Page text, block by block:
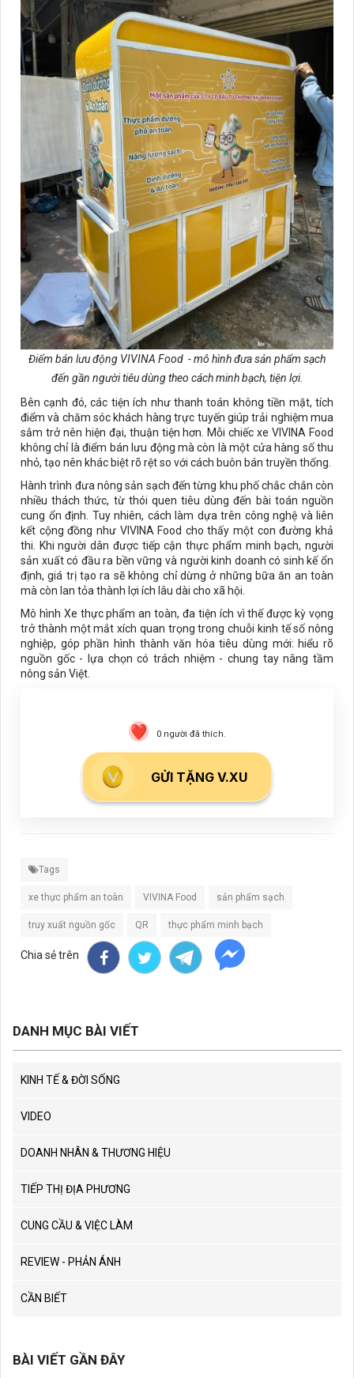
Điểm bán lưu động VIVINA Food - mô hình đưa sản phẩm sạch
đến gần người tiêu dùng theo cách minh bạch, tiện lợi.
Bên cạnh đó, các tiện ích như thanh toán không tiền mặt, tích
điểm và chăm sóc khách hàng trực tuyến giúp trải nghiệm mua
sắm trở nên hiện đại, thuận tiện hơn. Mỗi chiếc xe VIVINA Food
không chỉ là điểm bán lưu động mà còn là một cửa hàng số thu
nhỏ, tạo nên khác biệt rõ rệt so với cách buôn bán truyền thống.
Hành trình đưa nông sản sạch đến từng khu phố chắc chắn còn
nhiều thách thức, từ thói quen tiêu dùng đến bài toán nguồn
cung ổn định. Tuy nhiên, cách làm dựa trên công nghệ và liên
kết cộng đồng như VIVINA Food cho thấy một con đường khả
thi. Khi người dân được tiếp cận thực phẩm minh bạch, người
sản xuất có đầu ra bền vững và người kinh doanh có sinh kế ổn
định, giá trị tạo ra sẽ không chỉ dừng ở những bữa ăn an toàn
mà còn lan tỏa thành lợi ích lâu dài cho xã hội.
Mô hình Xe thực phẩm an toàn, đa tiện ích vì thế được kỳ vọng
trở thành một mắt xích quan trọng trong chuỗi kinh tế số nông
nghiệp, góp phần hình thành văn hóa tiêu dùng mới: hiểu rõ
nguồn gốc - lựa chọn có trách nhiệm - chung tay nâng tầm
nông sản Việt.
0người đã thích.
GỬI TẶNG V.XU
Tags
xe thực phẩm an toàn VIVINA Food sản phẩm sạch
truy xuất nguồn gốc QR thực phẩm minh bạch
Chia sẻ trên
DANH MỤC BÀI VIẾT
KINH TẾ & ĐỜI SỐNG
VIDEO
DOANH NHÂN & THƯƠNG HIỆU
TIẾP THỊ ĐỊA PHƯƠNG
CUNG CẦU & VIỆC LÀM
REVIEW - PHẢN ÁNH
CẦN BIẾT
BÀI VIẾT GẦN ĐÂY